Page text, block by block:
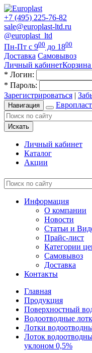
+7 (495) 225-76-82
sale@europlast-ltd.ru
@europlast_ltd
Пн-Пт с 900 до 1800
Доставка Самовывоз
Личный кабинетКорзина
* Логин:
* Пароль:
Зарегистрироваться |
Навигация
Искать
Личный кабинет
Каталог
Акции
Информация
О компании
Новости
Статьи и
Прайс-лист
Категории
Самовывоз
Доставка
Контакты
Главная
Продукция
Поверхностный
Водоотводные
Лотки
Лоток
уклоном 0,5%